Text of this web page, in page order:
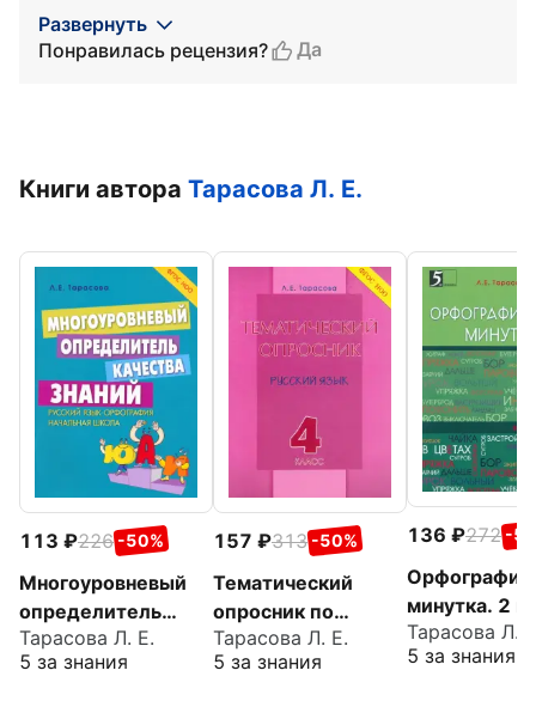
Развернуть
Понравилась рецензия?
Да
Книги автора Тарасова Л. Е.
113 226 -50%
Многоуровневый
определитель
качества знаний по
русскому языку.
Тарасова Л. Е.
5 за знания
157 313 -50%
Тематический
опросник по
русскому языку. 4
класс. ФГОС
Тарасова Л. Е.
5 за знания
136 272 -
минутка. 2
Разрезной
материал в
Тарасова Л.
5 за знания